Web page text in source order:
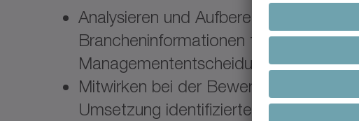
Analysieren und Aufbereiten von Markt‑
Brancheninformationen für
Managemententscheidungen
Mitwirken bei der Bewertung,
Umsetzung identifizierter Markt‑ und